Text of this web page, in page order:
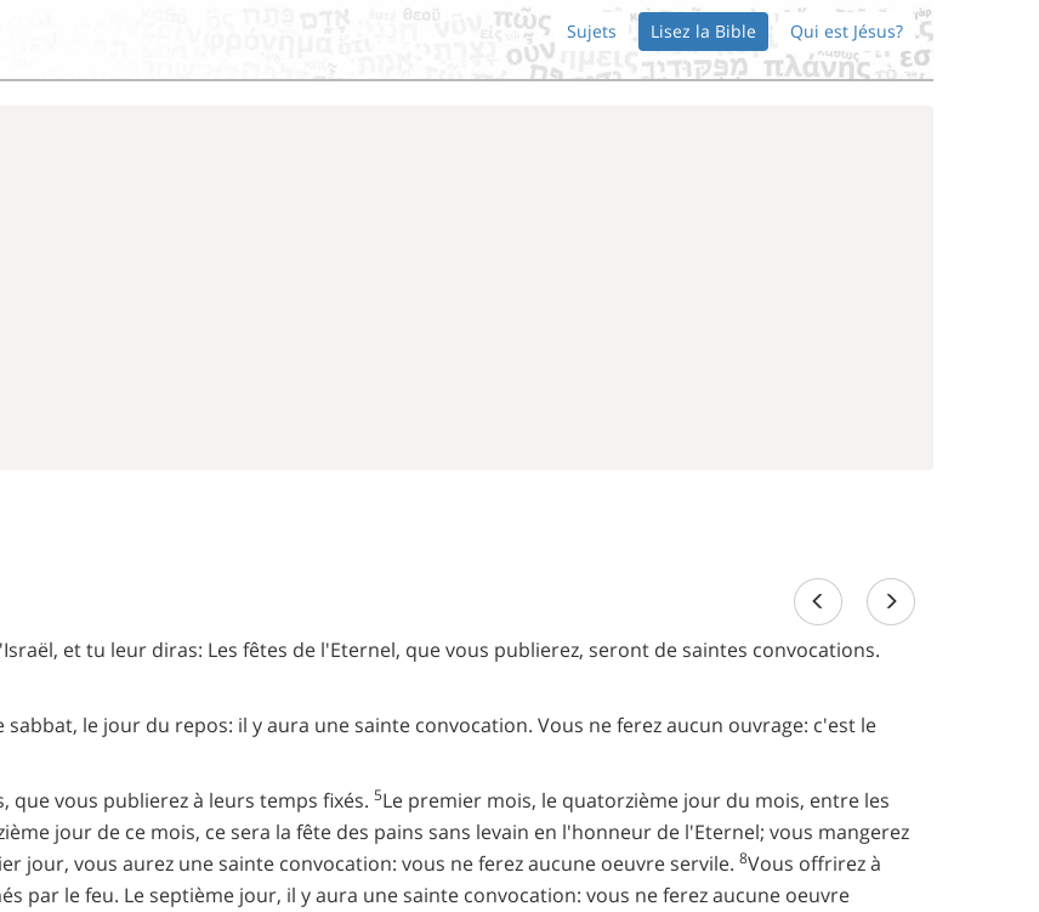
Sujets Lisez la Bible Qui est Jésus?
et tu leur diras: Les fêtes de l'Eternel, que vous publierez, seront de saintes convocations.
le jour du repos: il y aura une sainte convocation. Vous ne ferez aucun ouvrage: c'est le
que vous publierez à leurs temps fixés. 5Le premier mois, le quatorzième jour du mois, entre les
jour de ce mois, ce sera la fête des pains sans levain en l'honneur de l'Eternel; vous mangerez
jour, vous aurez une sainte convocation: vous ne ferez aucune oeuvre servile. 8Vous offrirez à
par le feu. Le septième jour, il y aura une sainte convocation: vous ne ferez aucune oeuvre